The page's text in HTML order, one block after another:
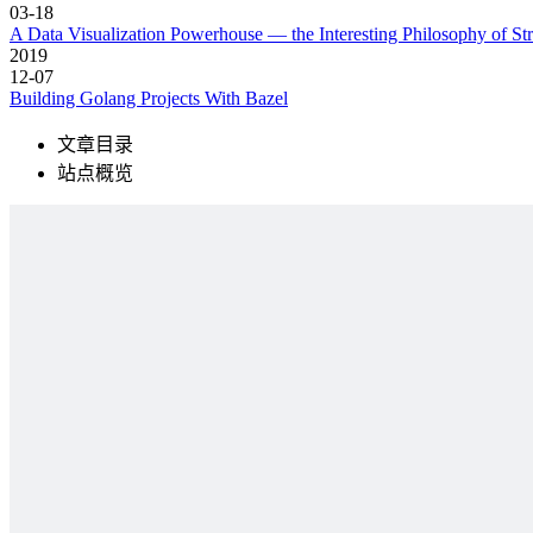
03-18
A Data Visualization Powerhouse — the Interesting Philosophy of
2019
12-07
Building Golang Projects With Bazel
文章目录
站点概览